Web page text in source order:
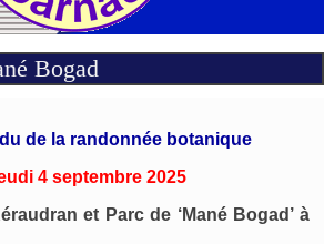
Bogad
de la randonnée botanique
4 septembre 2025
et Parc de ‘Mané Bogad’ à